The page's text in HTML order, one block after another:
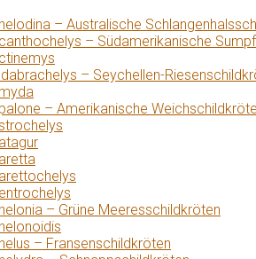
– Australische
– Südamerikanische
– Seychellen-
– Amerikanische
– Grüne Meeresschildkröten
– Fransenschildkröten